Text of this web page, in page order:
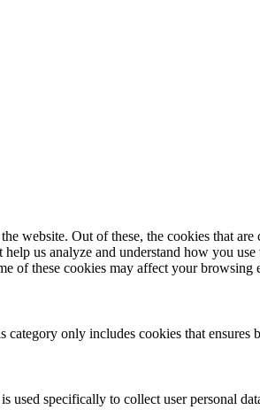
website. Out of these, the cookies that
us analyze and understand how you
of these cookies may affect your browsing
only includes cookies that
specifically to collect user personal